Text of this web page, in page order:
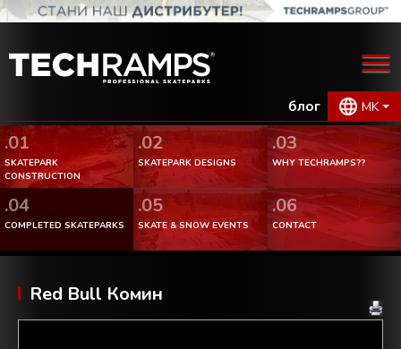
блог MK
.01
SKATEPARK
CONSTRUCTION
.02
SKATEPARK DESIGNS
.03
WHY TECHRAMPS??
.04
COMPLETED SKATEPARKS
.05
SKATE & SNOW EVENTS
.06
CONTACT
Red Bull Комин